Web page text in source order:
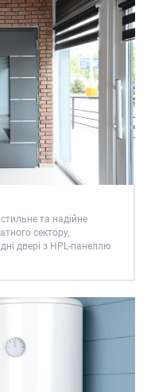
та надійне
сектору,
двері з HPL-панеллю
у європейських країнах
Україні. …